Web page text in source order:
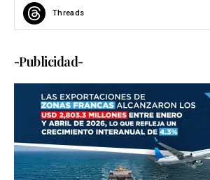
Threads
-Publicidad-